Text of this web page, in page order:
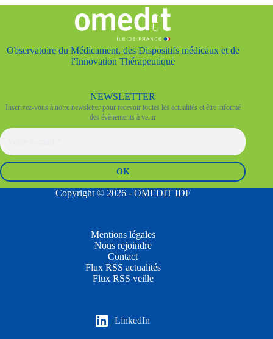
Observatoire du Médicament, des Dispositifs médicaux et de
l'Innovation Thérapeutique
NEWSLETTER
Inscrivez-vous à notre newsletter pour recevoir toutes les actualités et être informé
des évènements à venir
Copyright © 2026 - OMEDIT IDF
Mentions légales
Nous rejoindre
Contact
Flux RSS actualités
Flux RSS veille
LinkedIn